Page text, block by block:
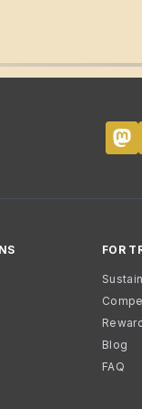
FOR
Blog
FAQ